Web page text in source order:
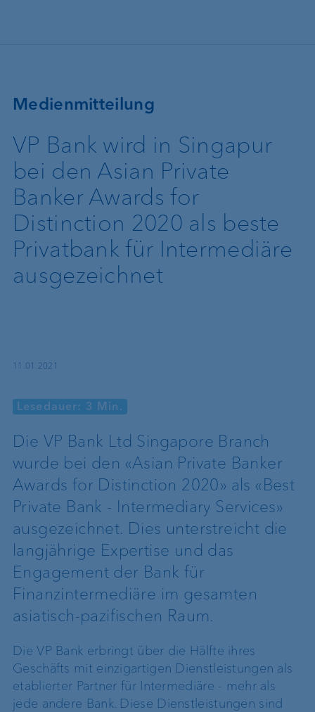
Medienmitteilung
VP Bank wird in Singapur
bei den Asian Private
Banker Awards for
Distinction 2020 als beste
Privatbank für Intermediäre
ausgezeichnet
11.01.2021
Lesedauer: 3 Min.
Die VP Bank Ltd Singapore Branch
wurde bei den «Asian Private Banker
Awards for Distinction 2020» als «Best
Private Bank - Intermediary Services»
ausgezeichnet. Dies unterstreicht die
langjährige Expertise und das
Engagement der Bank für
Finanzintermediäre im gesamten
asiatisch-pazifischen Raum.
Die VP Bank erbringt über die Hälfte ihres
Geschäfts mit einzigartigen Dienstleistungen als
etablierter Partner für Intermediäre - mehr als
jede andere Bank. Diese Dienstleistungen sind